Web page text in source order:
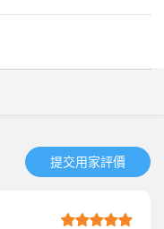
提交用家評價​